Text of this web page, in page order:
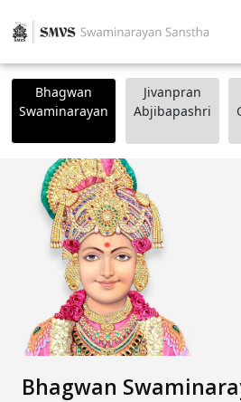
Bhagwan
Swaminarayan
Jivanpran
Abjibapashri
Bhagwan